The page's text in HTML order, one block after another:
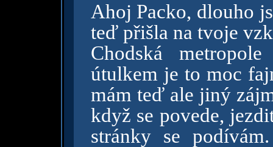
Ahoj Packo, dlouho
teď přišla na tvoje
Chodská
útulkem je to moc
mám teď ale jiný
když se povede,
stránky se